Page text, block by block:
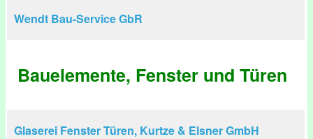
Wendt Bau-Service GbR
Bauelemente, Fenster und Türen
Glaserei Fenster Türen, Kurtze & Elsner GmbH